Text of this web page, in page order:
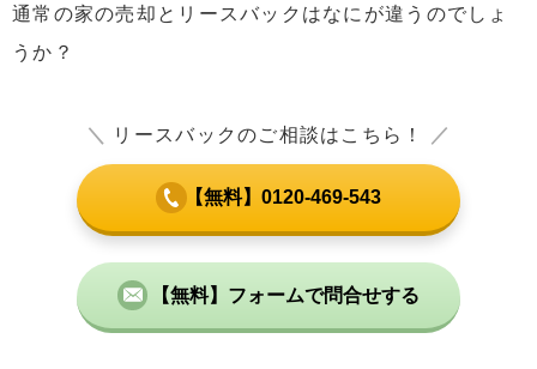
通常の家の売却とリースバックはなにが違うのでしょ
うか？
＼ リースバックのご相談はこちら！ ／
【無料】0120-469-543
【無料】フォームで問合せする